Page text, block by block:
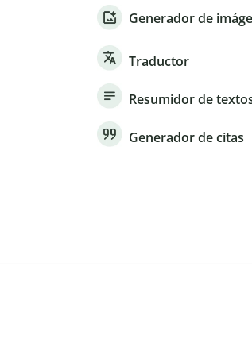
Generador de
Traductor
Resumidor de
Generador de citas